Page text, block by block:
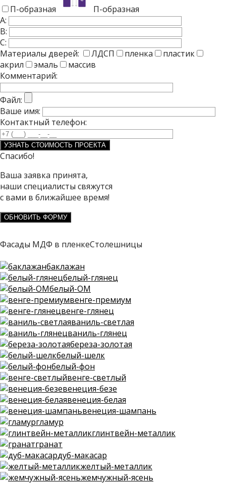
П-образная
П-образная
A:
B:
C:
Материалы дверей:
ЛДСП пленка
пластик
акрил
эмаль
массив
Комментарий:
Файл:
Ваше имя:
Контактный телефон:
Спасибо!
Ваша заявка принята,
наши специалисты свяжутся
с вами в ближайшее время!
ОБНОВИТЬ ФОРМУ
Фасады МДФ в пленкеСтолешницы
баклажан
белый-глянец
белый-ОМ
венге-премиум
венге-глянец
ваниль-светлая
ваниль-глянец
береза-золотая
белый-шелк
белый-фон
венге-светлый
венеция-безе
венеция-белая
венеция-шампань
гламур
глинтвейн-металлик
гранат
дуб-макасар
желтый-металлик
жемчужный-ясень